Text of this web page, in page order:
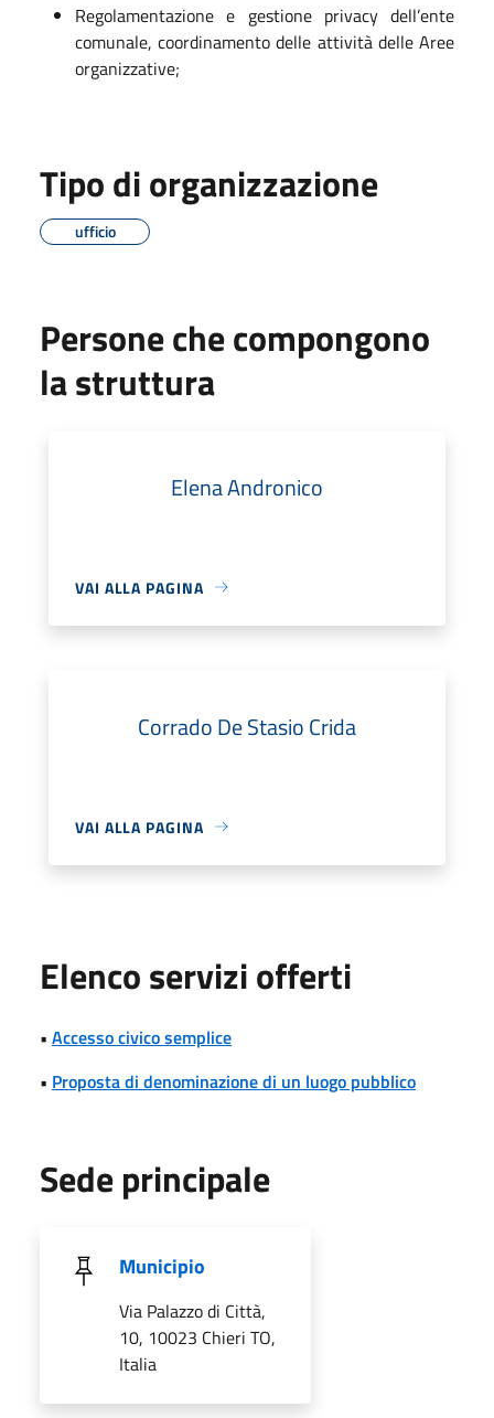
Regolamentazione e gestione privacy dell’ente
comunale, coordinamento delle attività delle Aree
organizzative;
Tipo di organizzazione
ufficio
Persone che compongono
la struttura
Elena Andronico
VAI ALLA PAGINA
Corrado De Stasio Crida
VAI ALLA PAGINA
Elenco servizi offerti
• Accesso civico semplice
• Proposta di denominazione di un luogo pubblico
Sede principale
Municipio
Via Palazzo di Città,
10, 10023 Chieri TO,
Italia